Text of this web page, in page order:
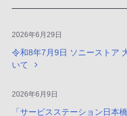
2026年6月29日
令和8年7月9日 ソニーストア
いて
2026年6月9日
「サービスステーション日本